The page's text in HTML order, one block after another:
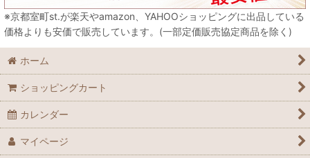
※京都室町st.が楽天やamazon、YAHOOショッピングに出品している
価格よりも安価で販売しています。(一部定価販売協定商品を除く)
ホーム
ショッピングカート
カレンダー
マイページ